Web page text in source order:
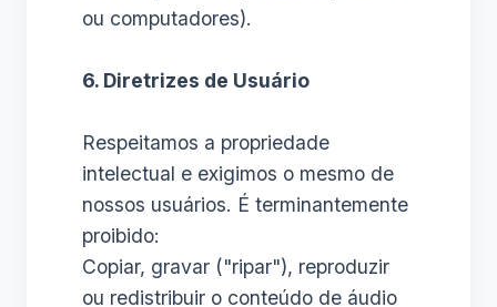
ou computadores).
6. Diretrizes de Usuário
Respeitamos a propriedade
intelectual e exigimos o mesmo de
nossos usuários. É terminantemente
proibido:
Copiar, gravar ("ripar"), reproduzir
ou redistribuir o conteúdo de áudio